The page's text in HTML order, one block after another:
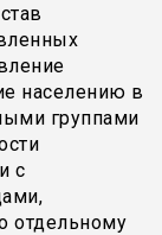
населению в
группами
с
отдельному